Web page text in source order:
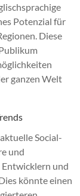
Potenzial für
Diese
ganzen Welt
Social-
und
und
könnte einen